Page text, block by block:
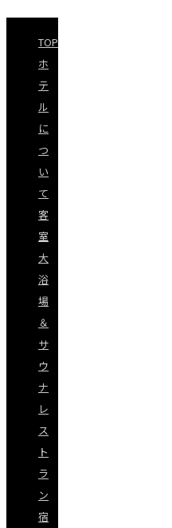
TOP
ホ
テ
ル
に
つ
い
て
客
室
大
浴
場
＆
サ
ウ
ナ
レ
ス
ト
ラ
ン
宿